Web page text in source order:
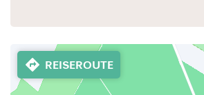
REISEROUTE